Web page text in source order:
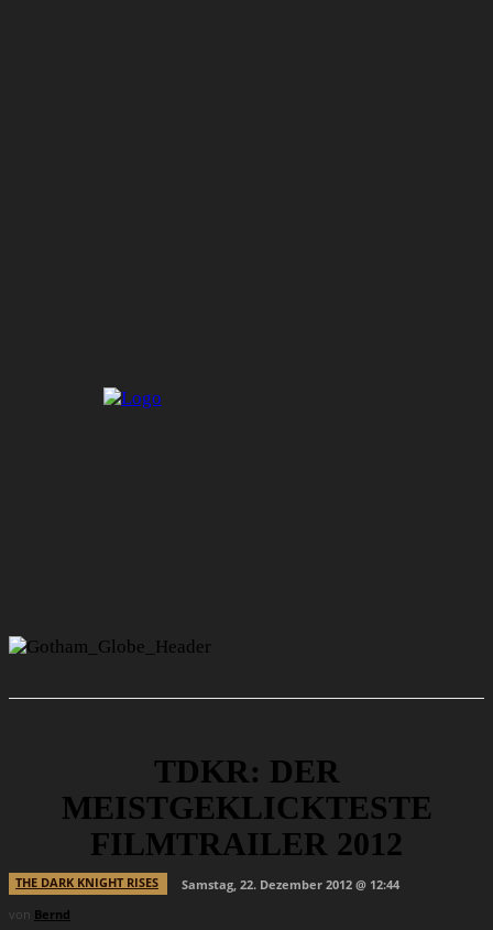
TDKR: DER
MEISTGEKLICKTESTE
FILMTRAILER 2012
THE DARK KNIGHT RISES
Samstag, 22. Dezember 2012 @ 12:44
von Bernd